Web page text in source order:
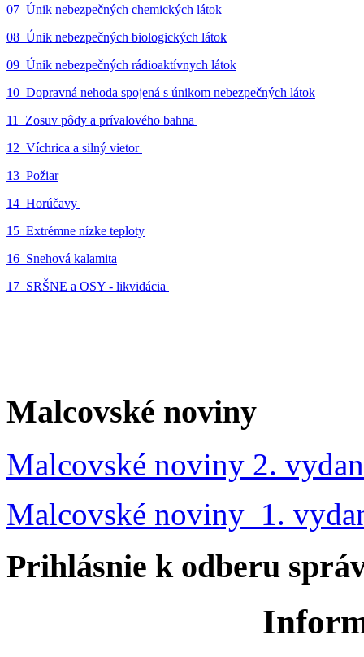
07_Únik nebezpečných chemických látok
08_Únik nebezpečných biologických látok
09_Únik nebezpečných rádioaktívnych látok
10_Dopravná nehoda spojená s únikom nebezpečných látok
11_Zosuv pôdy a prívalového bahna
12_Víchrica a silný vietor
13_Požiar
14_Horúčavy
15_Extrémne nízke teploty
16_Snehová kalamita
17_SRŠNE a OSY - likvidácia
Malcovské noviny
Malcovské noviny 2.
Malcovské noviny 1.
Prihlásnie k odberu